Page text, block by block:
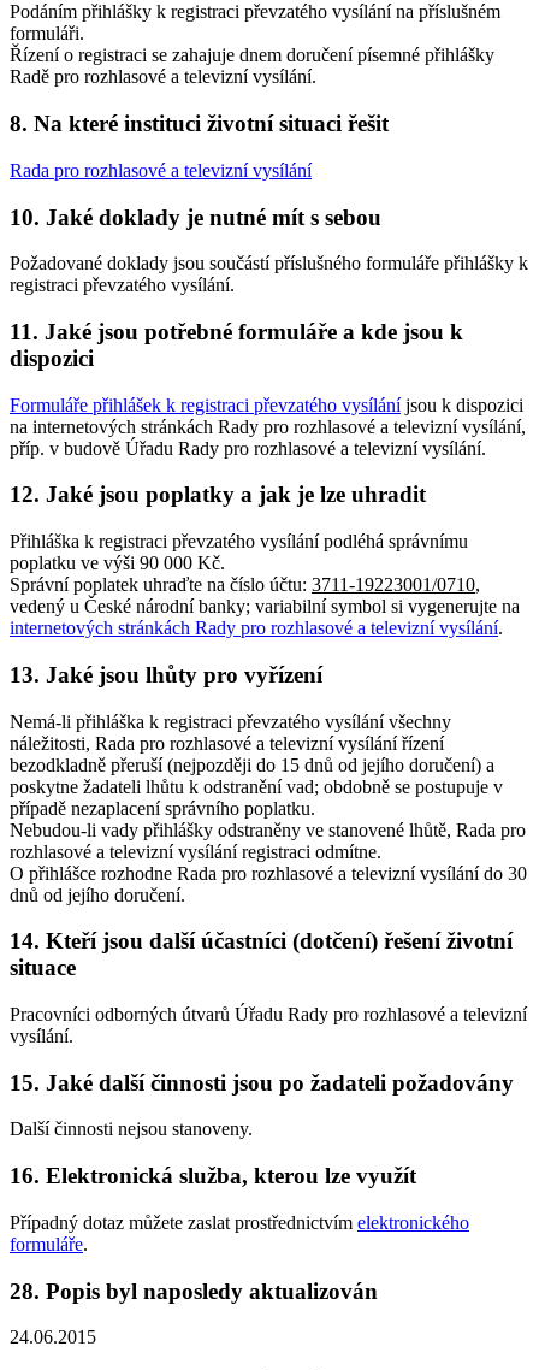
Podáním přihlášky k registraci převzatého vysílání na příslušném
formuláři.
Řízení o registraci se zahajuje dnem doručení písemné přihlášky
Radě pro rozhlasové a televizní vysílání.
8. Na které instituci životní situaci řešit
Rada pro rozhlasové a televizní vysílání
10. Jaké doklady je nutné mít s sebou
Požadované doklady jsou součástí příslušného formuláře přihlášky k
registraci převzatého vysílání.
11. Jaké jsou potřebné formuláře a kde jsou k
dispozici
Formuláře přihlášek k registraci převzatého vysíláníjsou k dispozici
na internetových stránkách Rady pro rozhlasové a televizní vysílání,
příp. v budově Úřadu Rady pro rozhlasové a televizní vysílání.
12. Jaké jsou poplatky a jak je lze uhradit
Přihláška k registraci převzatého vysílání podléhá správnímu
poplatku ve výši 90 000 Kč.
Správní poplatek uhraďte na číslo účtu: 3711-19223001/0710,
vedený u České národní banky; variabilní symbol si vygenerujte na
internetových stránkách Rady pro rozhlasové a televizní vysílání.
13. Jaké jsou lhůty pro vyřízení
Nemá-li přihláška k registraci převzatého vysílání všechny
náležitosti, Rada pro rozhlasové a televizní vysílání řízení
bezodkladně přeruší (nejpozději do 15 dnů od jejího doručení) a
poskytne žadateli lhůtu k odstranění vad; obdobně se postupuje v
případě nezaplacení správního poplatku.
Nebudou-li vady přihlášky odstraněny ve stanovené lhůtě, Rada pro
rozhlasové a televizní vysílání registraci odmítne.
O přihlášce rozhodne Rada pro rozhlasové a televizní vysílání do 30
dnů od jejího doručení.
14. Kteří jsou další účastníci (dotčení) řešení životní
situace
Pracovníci odborných útvarů Úřadu Rady pro rozhlasové a televizní
vysílání.
15. Jaké další činnosti jsou po žadateli požadovány
Další činnosti nejsou stanoveny.
16. Elektronická služba, kterou lze využít
Případný dotaz můžete zaslat prostřednictvím elektronického
formuláře.
28. Popis byl naposledy aktualizován
24.06.2015